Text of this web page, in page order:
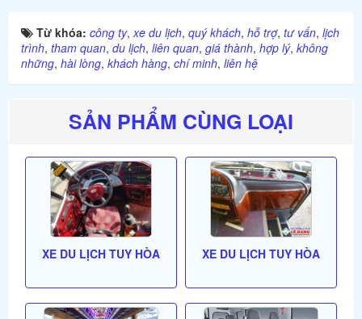
Từ khóa: công ty, xe du lịch, quý khách, hỗ trợ, tư vấn, lịch
trình, tham quan, du lịch, liên quan, giá thành, hợp lý, không
những, hài lòng, khách hàng, chí minh, liên hệ
SẢN PHẨM CÙNG LOẠI
XE DU LỊCH TUY HÒA XE DU LỊCH TUY HÒA